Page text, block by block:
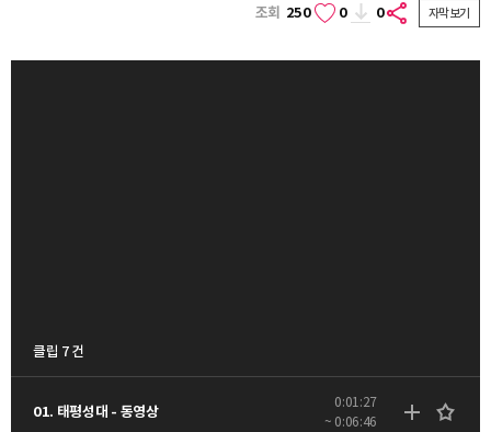
조회 250 0 0 자막보기
클립 7 건
01. 태평성대 - 동영상
0:01:27
~ 0:06:46